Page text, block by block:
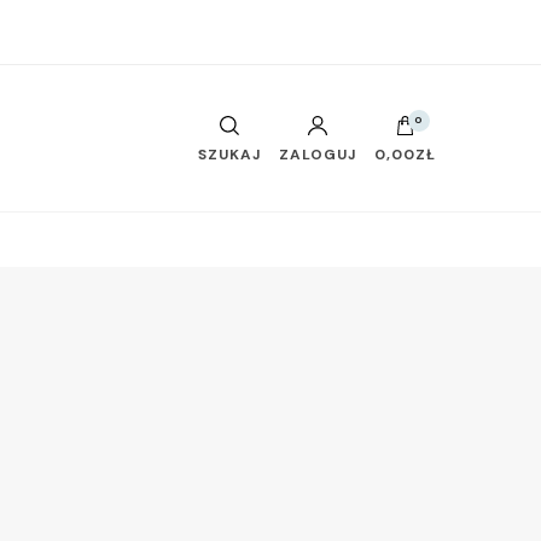
SZUKAJ ZALOGUJ
0
0,00ZŁ